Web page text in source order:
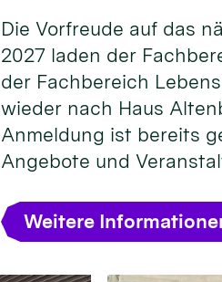
Die Vorfreude auf das
2027 laden der
der Fachbereich
wieder nach Haus
Anmeldung ist bereits
Angebote und
Weitere